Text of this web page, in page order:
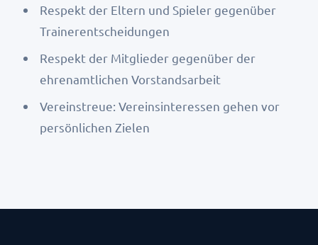
Respekt der Eltern und Spieler gegenüber
Trainerentscheidungen
Respekt der Mitglieder gegenüber der
ehrenamtlichen Vorstandsarbeit
Vereinstreue: Vereinsinteressen gehen vor
persönlichen Zielen